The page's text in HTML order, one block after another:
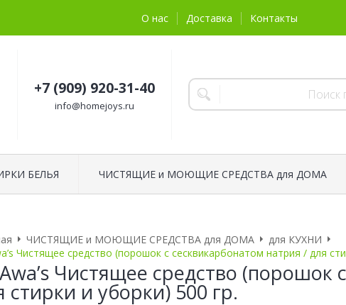
О нас Доставка Контакты
+7 (909) 920-31-40
info@homejoys.ru
БЕЛЬЯ ЧИСТЯЩИЕ и МОЮЩИЕ СРЕДСТВА для ДОМА
ЧИСТЯЩИЕ и МОЮЩИЕ СРЕДСТВА для ДОМА
для КУХНИ
Чистящее средство (порошок c сесквикарбонатом натрия / для
Awa’s Чистящее средство
стирки и уборки) 500 гр.